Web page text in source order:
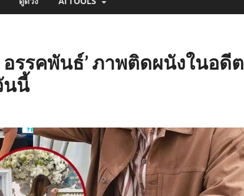
รรคพันธ์’ ภาพติดผนังในอดีต
นนี้